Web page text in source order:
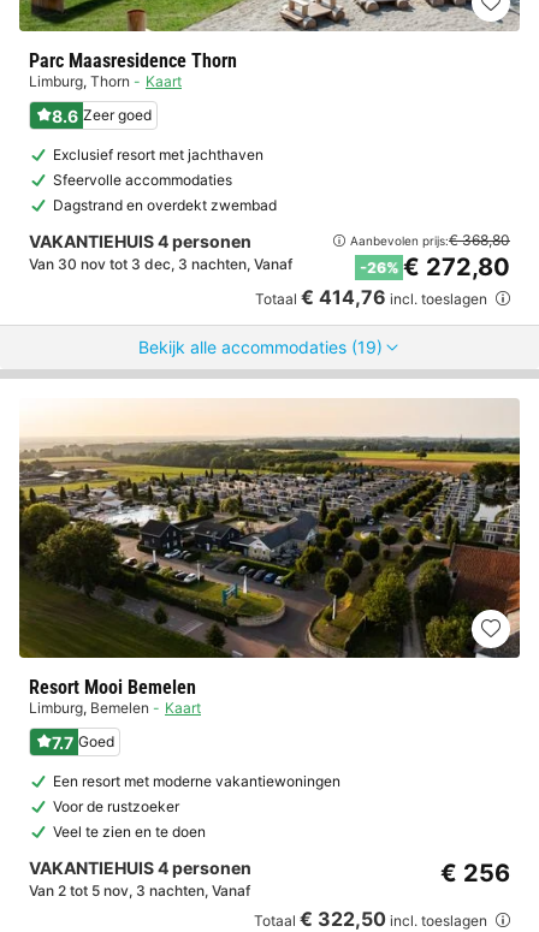
Parc Maasresidence Thorn
Limburg, Thorn Kaart
8.6 Zeer goed
Exclusief resort met jachthaven
Sfeervolle accommodaties
Dagstrand en overdekt zwembad
VAKANTIEHUIS 4 personen
Van 30 nov tot 3 dec, 3 nachten, Vanaf
Aanbevolen prijs:€ 368,80
-26% € 272,80
Totaal € 414,76 incl. toeslagen
Bekijk alle accommodaties (19)
Resort Mooi Bemelen
Limburg, Bemelen Kaart
7.7 Goed
Een resort met moderne vakantiewoningen
Voor de rustzoeker
Veel te zien en te doen
VAKANTIEHUIS 4 personen
Van 2 tot 5 nov, 3 nachten, Vanaf
€ 256
Totaal € 322,50 incl. toeslagen